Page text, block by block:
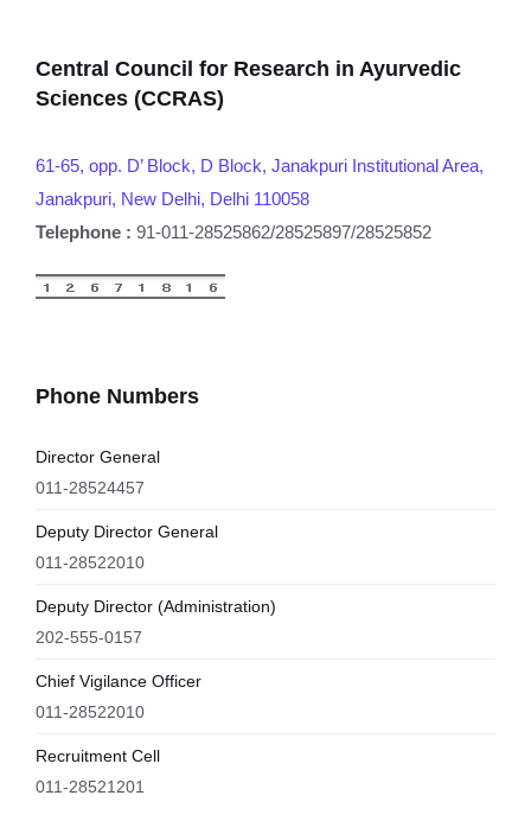
Central Council for Research in Ayurvedic
Sciences (CCRAS)
61-65, opp. D’ Block, D Block, Janakpuri Institutional Area,
Janakpuri, New Delhi, Delhi 110058
Telephone : 91-011-28525862/28525897/28525852
Phone Numbers
Director General
011-28524457
Deputy Director General
011-28522010
Deputy Director (Administration)
202-555-0157
Chief Vigilance Officer
011-28522010
Recruitment Cell
011-28521201